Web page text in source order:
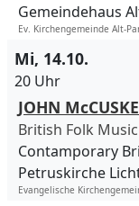
Gemeindehaus
Ev. Kirchengemeinde Alt-
Mi, 14.10.
20 Uhr
JOHN
British Folk Music
Contamporary
Petruskirche
Evangelische